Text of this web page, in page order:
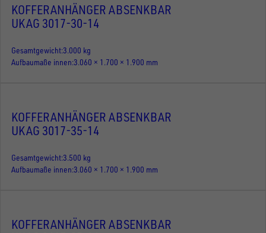
KOFFERANHÄNGER ABSENKBAR
UKAG 3017-30-14
Gesamtgewicht3.000 kg
Aufbaumaße innen 3.060 × 1.700 × 1.900 mm
KOFFERANHÄNGER ABSENKBAR
UKAG 3017-35-14
Gesamtgewicht3.500 kg
Aufbaumaße innen 3.060 × 1.700 × 1.900 mm
KOFFERANHÄNGER ABSENKBAR